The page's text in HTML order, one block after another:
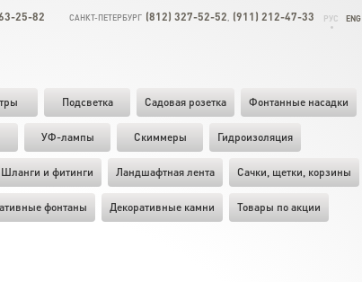
25-82 САНКТ-ПЕТЕРБУРГ (812) 327-52-52 (911) 212-47-33 РУС ENG
Подсветка Садовая розетка Фонтанные насадки
УФ-лампы Скиммеры Гидроизоляция
Шланги и фитинги Ландшафтная лента Cачки, щетки, корзины
фонтаны Декоративные камни Товары по акции